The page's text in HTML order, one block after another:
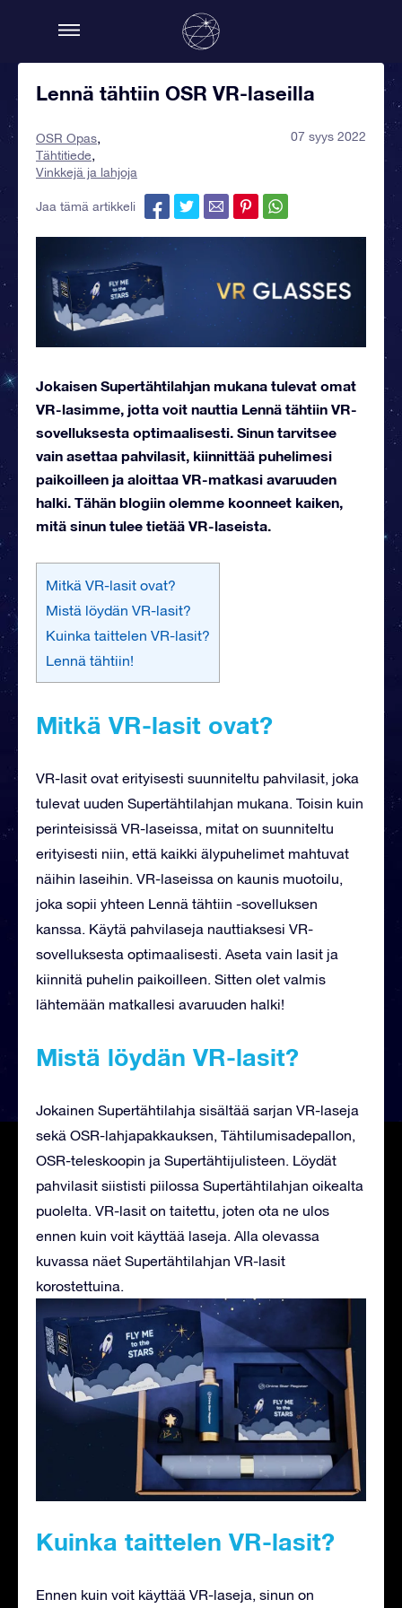
Lennä tähtiin OSR VR-laseilla
OSR Opas
Tähtitiede
Vinkkejä ja lahjoja
07 syys 2022
Jaa tämä artikkeli
Jokaisen Supertähtilahjan mukana tulevat omat
VR-lasimme, jotta voit nauttia Lennä tähtiin VR-
sovelluksesta optimaalisesti. Sinun tarvitsee
vain asettaa pahvilasit, kiinnittää puhelimesi
paikoilleen ja aloittaa VR-matkasi avaruuden
halki. Tähän blogiin olemme koonneet kaiken,
mitä sinun tulee tietää VR-laseista.
Mitkä VR-lasit ovat?
Mistä löydän VR-lasit?
Kuinka taittelen VR-lasit?
Lennä tähtiin!
Mitkä VR-lasit ovat?
VR-lasit ovat erityisesti suunniteltu pahvilasit, joka
tulevat uuden Supertähtilahjan mukana. Toisin kuin
perinteisissä VR-laseissa, mitat on suunniteltu
erityisesti niin, että kaikki älypuhelimet mahtuvat
näihin laseihin. VR-laseissa on kaunis muotoilu,
joka sopii yhteen Lennä tähtiin -sovelluksen
kanssa. Käytä pahvilaseja nauttiaksesi VR-
sovelluksesta optimaalisesti. Aseta vain lasit ja
kiinnitä puhelin paikoilleen. Sitten olet valmis
lähtemään matkallesi avaruuden halki!
Mistä löydän VR-lasit?
Jokainen Supertähtilahja sisältää sarjan VR-laseja
sekä OSR-lahjapakkauksen, Tähtilumisadepallon,
OSR-teleskoopin ja Supertähtijulisteen. Löydät
pahvilasit siististi piilossa Supertähtilahjan oikealta
puolelta. VR-lasit on taitettu, joten ota ne ulos
ennen kuin voit käyttää laseja. Alla olevassa
kuvassa näet Supertähtilahjan VR-lasit
korostettuina.
Kuinka taittelen VR-lasit?
Ennen kuin voit käyttää VR-laseja, sinun on